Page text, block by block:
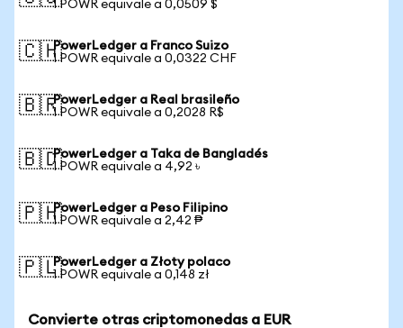
1 POWR equivale a 0,0509 $
🇨🇭PowerLedger a Franco Suizo
1 POWR equivale a 0,0322 CHF
🇧🇷PowerLedger a Real brasileño
1 POWR equivale a 0,2028 R$
🇧🇩PowerLedger a Taka de Bangladés
1 POWR equivale a 4,92 ৳
🇵🇭PowerLedger a Peso Filipino
1 POWR equivale a 2,42 ₱
🇵🇱PowerLedger a Złoty polaco
1 POWR equivale a 0,148 zł
Convierte otras criptomonedas a EUR